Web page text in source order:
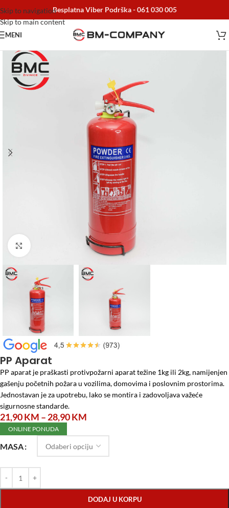
Skip to navigation
Skip to main content
Besplatna Viber Podrška -061 030 005
MENI
Početna/Auto program PP Aparat
PP Aparat
PP aparat je praškasti protivpožarni aparat težine 1kg ili 2kg, namijenjen
gašenju početnih požara u vozilima, domovima i poslovnim prostorima.
Jednostavan je za upotrebu, lako se montira i zadovoljava važeće
sigurnosne standarde.
21,90KM – 28,90KM
ONLINE PONUDA
MASA
DODAJ U KORPU